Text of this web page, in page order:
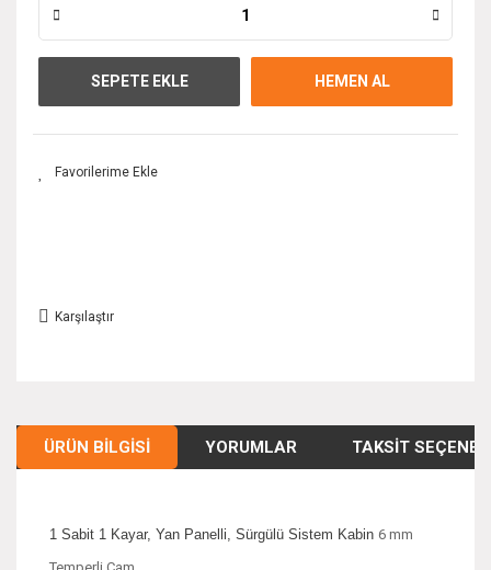
SEPETE EKLE HEMEN AL
Karşılaştır
ÜRÜN BILGISI YORUMLAR TAKSIT
1 Sabit 1 Kayar, Yan Panelli, Sürgülü Sistem Kabin 6 mm